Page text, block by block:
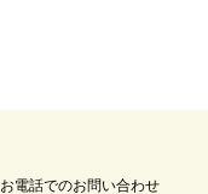
お電話でのお問い合わせ